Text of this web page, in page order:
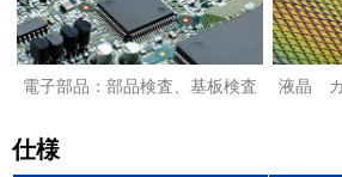
電子部品：部品検査、基板検査
液晶 ガ
仕様